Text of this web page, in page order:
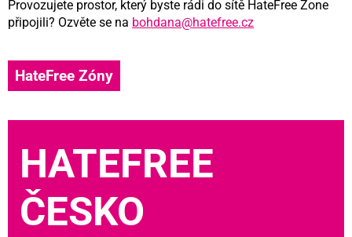
Provozujete prostor, který byste rádi do sítě HateFree Zone
připojili? Ozvěte se na bohdana@hatefree.cz
HateFree Zóny
HATEFREE
ČESKO